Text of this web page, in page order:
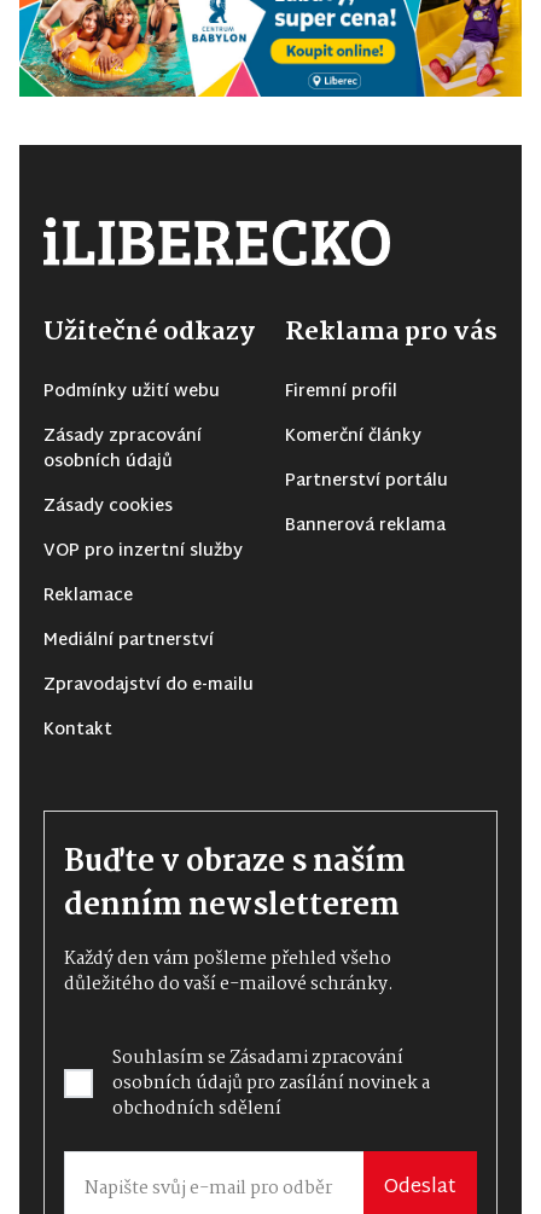
Užitečné odkazy
Podmínky užití webu
Zásady zpracování
osobních údajů
Zásady cookies
VOP pro inzertní služby
Reklamace
Mediální partnerství
Zpravodajství do e-mailu
Kontakt
Reklama pro vás
Firemní profil
Komerční články
Partnerství portálu
Bannerová reklama
Buďte v obraze s naším
denním newsletterem
Každý den vám pošleme přehled všeho
důležitého do vaší e-mailové schránky.
Souhlasím seZásadami zpracování
osobních údajůpro zasílání novinek a
obchodních sdělení
Odeslat